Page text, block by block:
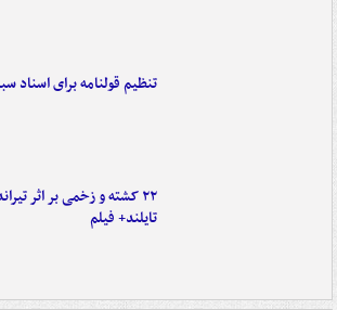
تنظیم قولنامه برای اسناد
۲۲ کشته و زخمی بر اثر
تایلند+ فیلم